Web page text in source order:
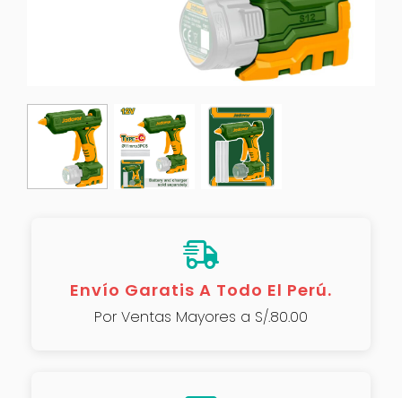
Envío Garatis A Todo El Perú.
Por Ventas Mayores a S/.80.00